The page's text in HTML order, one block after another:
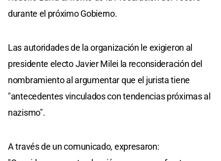
durante el próximo Gobierno.
Las autoridades de la organización le exigieron al
presidente electo Javier Milei la reconsideración del
nombramiento al argumentar que el jurista tiene
"antecedentes vinculados con tendencias próximas al
nazismo".
A través de un comunicado, expresaron: